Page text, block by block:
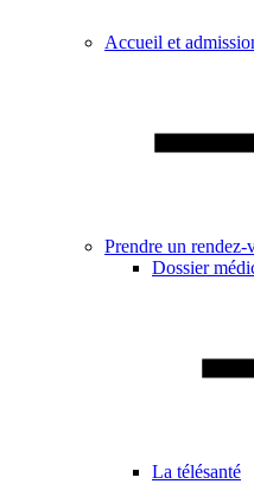
Accueil et
Prendre un rendez-
Dossier
La télésanté